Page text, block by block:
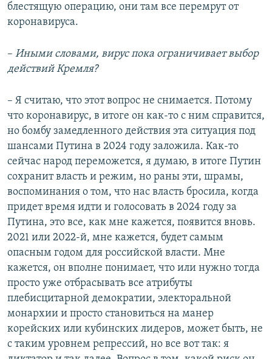
блестящую операцию, они там все перемрут от
коронавируса.
– Иными словами, вирус пока ограничивает выбор
действий Кремля?
– Я считаю, что этот вопрос не снимается. Потому
что коронавирус, в итоге он как-то с ним справится,
но бомбу замедленного действия эта ситуация под
шансами Путина в 2024 году заложила. Как-то
сейчас народ переможется, я думаю, в итоге Путин
сохранит власть и режим, но раны эти, шрамы,
воспоминания о том, что нас власть бросила, когда
придет время идти и голосовать в 2024 году за
Путина, это все, как мне кажется, появится вновь.
2021 или 2022-й, мне кажется, будет самым
опасным годом для российской власти. Мне
кажется, он вполне понимает, что или нужно тогда
просто уже отбрасывать все атрибуты
плебисцитарной демократии, электоральной
монархии и просто становиться на манер
корейских или кубинских лидеров, может быть, не
с таким уровнем репрессий, но все вот так: я